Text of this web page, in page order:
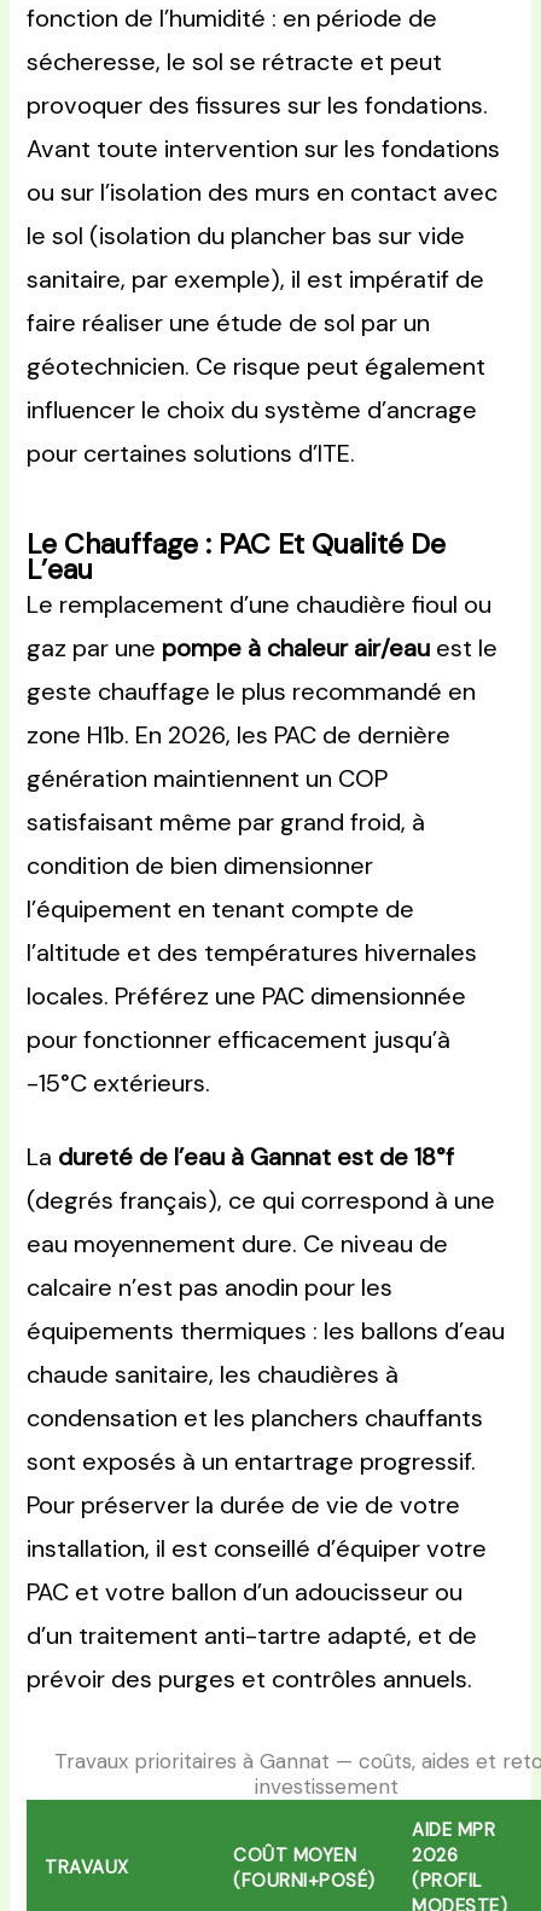
fonction de l’humidité : en période de
sécheresse, le sol se rétracte et peut
provoquer des fissures sur les fondations.
Avant toute intervention sur les fondations
ou sur l’isolation des murs en contact avec
le sol (isolation du plancher bas sur vide
sanitaire, par exemple), il est impératif de
faire réaliser une étude de sol par un
géotechnicien. Ce risque peut également
influencer le choix du système d’ancrage
pour certaines solutions d’ITE.
Le Chauffage : PAC Et Qualité De
L’eau
Le remplacement d’une chaudière fioul ou
gaz par une pompe à chaleur air/eau est le
geste chauffage le plus recommandé en
zone H1b. En 2026, les PAC de dernière
génération maintiennent un COP
satisfaisant même par grand froid, à
condition de bien dimensionner
l’équipement en tenant compte de
l’altitude et des températures hivernales
locales. Préférez une PAC dimensionnée
pour fonctionner efficacement jusqu’à
-15°C extérieurs.
La dureté de l’eau à Gannat est de 18°f
(degrés français), ce qui correspond à une
eau moyennement dure. Ce niveau de
calcaire n’est pas anodin pour les
équipements thermiques : les ballons d’eau
chaude sanitaire, les chaudières à
condensation et les planchers chauffants
sont exposés à un entartrage progressif.
Pour préserver la durée de vie de votre
installation, il est conseillé d’équiper votre
PAC et votre ballon d’un adoucisseur ou
d’un traitement anti-tartre adapté, et de
prévoir des purges et contrôles annuels.
Travaux prioritaires à Gannat — coûts, aides et
investissement
TRAVAUX
COÛT MOYEN
(FOURNI+POSÉ)
AIDE MPR
2026
(PROFIL
MODESTE)